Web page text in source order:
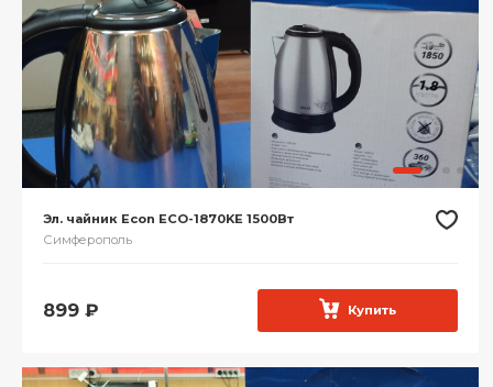
Эл. чайник Econ ECO-1870KE 1500Вт
Симферополь
899 ₽ Купить